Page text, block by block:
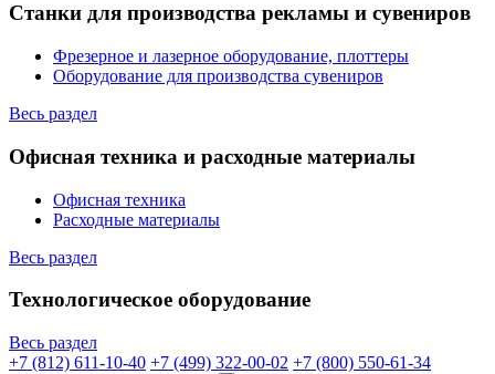
Станки для производства рекламы и сувениров
Фрезерное и лазерное оборудование, плоттеры
Оборудование для производства сувениров
Весь раздел
Офисная техника и расходные материалы
Офисная техника
Расходные материалы
Весь раздел
Технологическое оборудование
Весь раздел
+7 (812) 611-10-40 +7 (499) 322-00-02 +7 (800) 550-61-34